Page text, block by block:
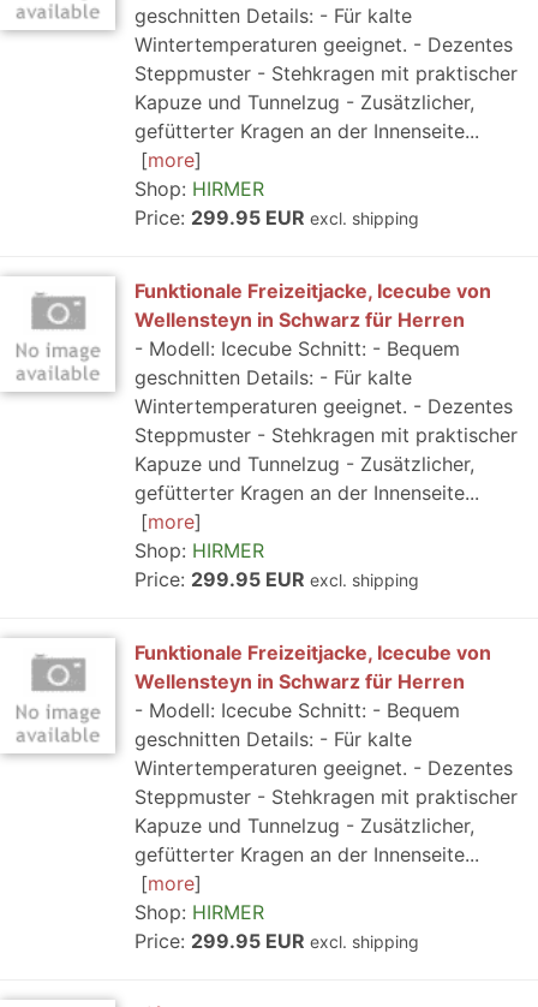
geschnitten Details: - Für kalte
Wintertemperaturen geeignet. - Dezentes
Steppmuster - Stehkragen mit praktischer
Kapuze und Tunnelzug - Zusätzlicher,
gefütterter Kragen an der Innenseite...
more
Shop: HIRMER
Price: 299.95 EUR excl. shipping
Funktionale Freizeitjacke, Icecube von
Wellensteyn in Schwarz für Herren
- Modell: Icecube Schnitt: - Bequem
geschnitten Details: - Für kalte
Wintertemperaturen geeignet. - Dezentes
Steppmuster - Stehkragen mit praktischer
Kapuze und Tunnelzug - Zusätzlicher,
gefütterter Kragen an der Innenseite...
more
Shop: HIRMER
Price: 299.95 EUR excl. shipping
Funktionale Freizeitjacke, Icecube von
Wellensteyn in Schwarz für Herren
- Modell: Icecube Schnitt: - Bequem
geschnitten Details: - Für kalte
Wintertemperaturen geeignet. - Dezentes
Steppmuster - Stehkragen mit praktischer
Kapuze und Tunnelzug - Zusätzlicher,
gefütterter Kragen an der Innenseite...
more
Shop: HIRMER
Price: 299.95 EUR excl. shipping